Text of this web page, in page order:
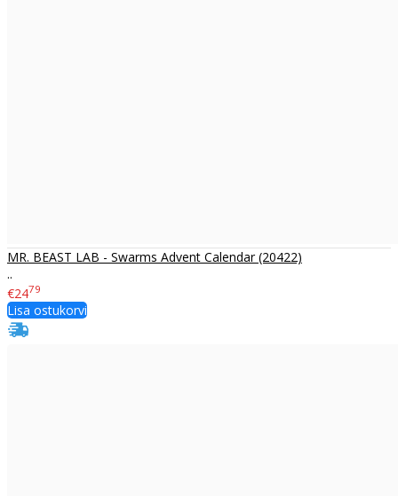
MR. BEAST LAB - Swarms Advent Calendar (20422)
..
€2479
Lisa ostukorvi